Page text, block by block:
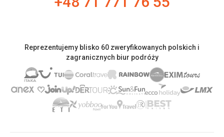
Reprezentujemy blisko 60 zweryfikowanych polskich i
zagranicznych biur podróży